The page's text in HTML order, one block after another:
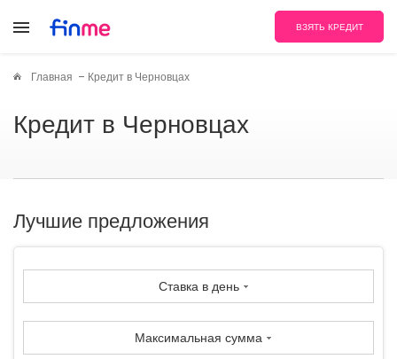
ВЗЯТЬ КРЕДИТ
Главная Кредит в Черновцах
Кредит в Черновцах
Лучшие предложения
Ставка в день
Максимальная сумма